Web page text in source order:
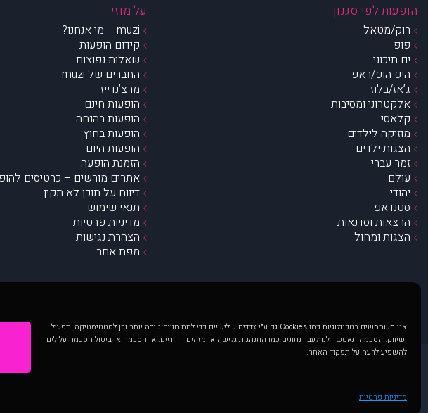
אנו משתמשים בטכנולוגיות כמו Cookies גם ע"י צדדים שלישיים כדי לתת חוויה טובה יותר וכן לסטטיסטיקה, תפעול
ושיווק. הסכמה תאפשר לנו לעבד נתונים כמו התנהגות גלישה או מזהים ייחודיים. אי־הסכמה או ביטול הסכמה עלולים
להשפיע לרעה על תפקוד האתר.
מדיניות פרטיות
הופעות לפי סגנון
רוק/מטאל
פופ
ים תיכוני
היפ הופ/ראפ
ג’אז/בלוז
אלקטרוני ומסיבות
קלאסי
מוזיקה לילדים
הצגות ילדים
זמר עברי
עולם
יהודי
סטנדאפ
הרצאות וסדנאות
הצגות ומחול
על מוזי
muzi – מי אנחנו?
קידום הופעות
שאלות נפוצות
החברים של muzi
מרצ’נדייז
הופעות חינם
הופעות בהנחה
הופעות בחוץ
הופעות היום
הזמנת הופעה
אתרים מורשים – כרטיסים
דיווח על תוכן לא תקין
תנאי שימוש
מדיניות פרטיות
הצהרת נגישות
מפת אתר